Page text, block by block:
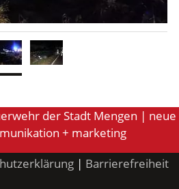
der Stadt Mengen | neue
+ marketing
| Barrierefreiheit